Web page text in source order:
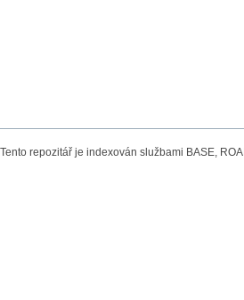
Tento repozitář je indexován službami BASE,